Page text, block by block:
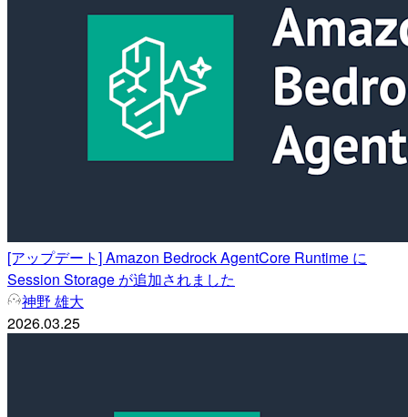
[アップデート] Amazon Bedrock AgentCore Runtime に
Session Storage が追加されました
神野 雄大
2026.03.25